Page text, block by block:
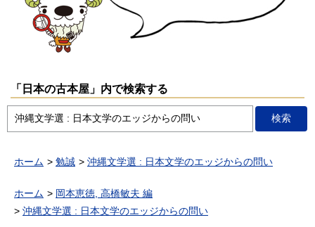
「日本の古本屋」内で検索する
ホーム 勉誠 沖縄文学選 : 日本文学のエッジからの問い
ホーム
岡本恵徳, 高橋敏夫 編
沖縄文学選 : 日本文学のエッジからの問い